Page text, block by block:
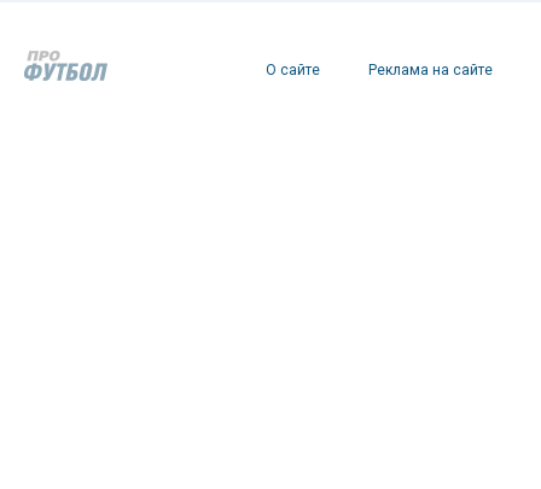
О сайте Реклама на сайте